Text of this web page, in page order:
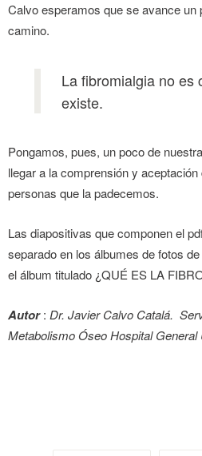
Calvo esperamos que se avance un
camino.
La fibromialgia no es
existe.
Pongamos, pues, un poco de
llegar a la comprensión y
personas que la padecemos.
Las diapositivas que componen el
separado en los álbumes de fotos de
el álbum titulado ¿QUÉ ES LA
Autor : Dr. Javier Calvo Catalá.
Metabolismo Óseo Hospital General